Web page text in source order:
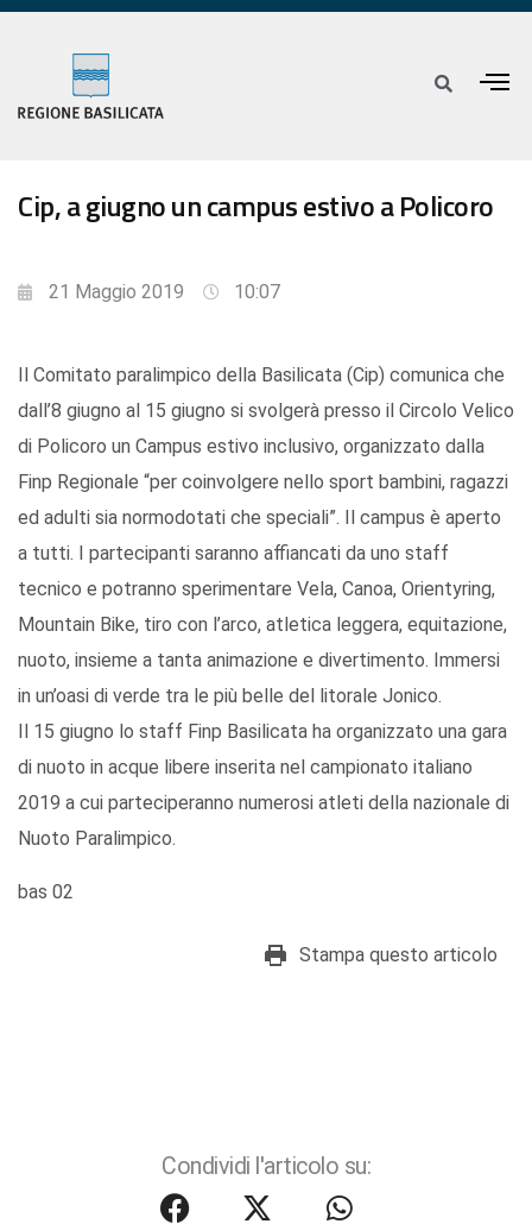
Cip, a giugno un campus estivo a Policoro
21 Maggio 2019 10:07
Il Comitato paralimpico della Basilicata (Cip) comunica che
dall’8 giugno al 15 giugno si svolgerà presso il Circolo Velico
di Policoro un Campus estivo inclusivo, organizzato dalla
Finp Regionale “per coinvolgere nello sport bambini, ragazzi
ed adulti sia normodotati che speciali”. Il campus è aperto
a tutti. I partecipanti saranno affiancati da uno staff
tecnico e potranno sperimentare Vela, Canoa, Orientyring,
Mountain Bike, tiro con l’arco, atletica leggera, equitazione,
nuoto, insieme a tanta animazione e divertimento. Immersi
in un’oasi di verde tra le più belle del litorale Jonico.
Il 15 giugno lo staff Finp Basilicata ha organizzato una gara
di nuoto in acque libere inserita nel campionato italiano
2019 a cui parteciperanno numerosi atleti della nazionale di
Nuoto Paralimpico.
bas 02
Stampa questo articolo
Condividi l'articolo su: